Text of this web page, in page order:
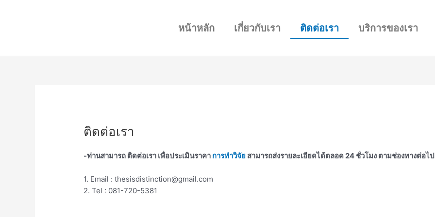
หน้าหลัก เกี่ยวกับเรา ติดต่อเรา บริการของเรา
ติดต่อเรา
-ท่านสามารถ ติดต่อเรา เพื่อประเมินราคา การทำวิจัย สามารถส่งรายละเอียดได้ตลอด 24 ชั่วโมง ตามช่องทางต่อไ
1. Email :thesisdistinction@gmail.com
2. Tel : 081-720-5381